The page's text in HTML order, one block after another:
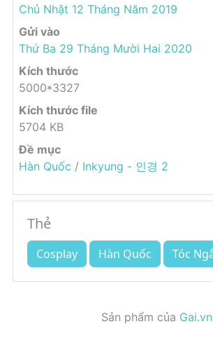
Chủ Nhật 12 Tháng Năm 2019
Gửi vào
Thứ Ba 29 Tháng Mười Hai 2020
Kích thước
5000*3327
Kích thước file
5704 KB
Đề mục
Hàn Quốc / Inkyung - 인경 2
Thẻ
Cosplay Hàn Quốc Tóc
Sản phẩm của Gai.vn